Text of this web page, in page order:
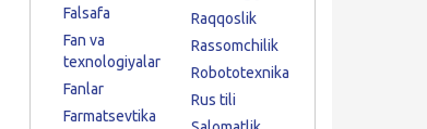
Falsafa
Fan va
texnologiyalar
Fanlar
Farmatsevtika
Raqqoslik
Rassomchilik
Robototexnika
Rus tili